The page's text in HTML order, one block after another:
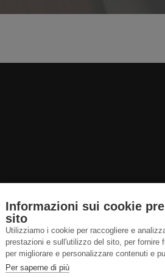
Informazioni sui cookie
sito
Utilizziamo i cookie per raccogliere e
prestazioni e sull'utilizzo del sito, per fornire
per migliorare e personalizzare contenuti e
Per saperne di più